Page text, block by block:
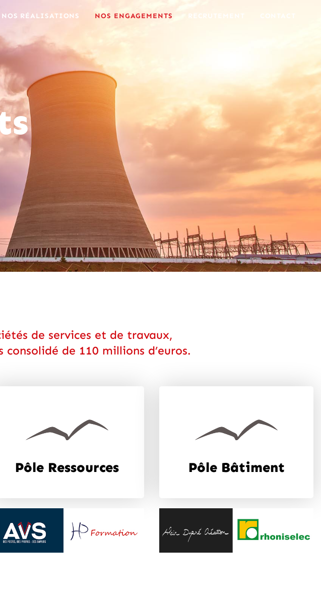
NOS RÉALISATIONS NOS ENGAGEMENTS RECRUTEMENT
de services et de travaux,
de 110 millions d’euros.
Pôle Ressources Pôle Bâtiment